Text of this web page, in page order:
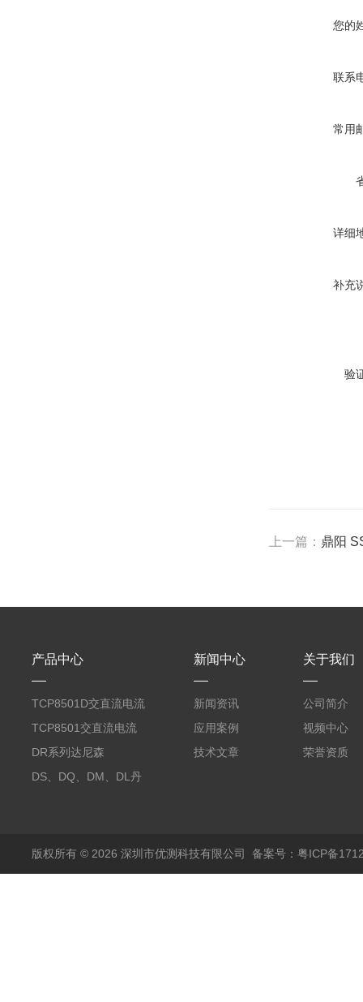
您的
联系
常用
详细
补充
验
上一篇： 鼎阳
产品中心
TCP8501D交直流电流
探头500A
TCP8501交直流电流
探头500A
DR系列达尼森
Danisense高精度电流
DS、DQ、DM、DL丹
新闻中心
新闻资讯
应用案例
技术文章
关于我们
公司简介
视频中心
荣誉资质
版权所有 © 2026 深圳市优测科技有限公司 备案号：粤ICP备